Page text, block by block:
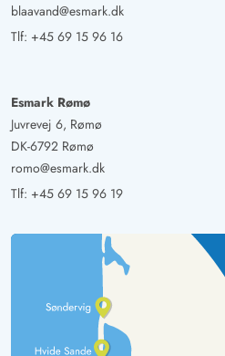
blaavand@esmark.dk
Tlf: +45 69 15 96 16
Esmark Rømø
Juvrevej 6, Rømø
DK-6792 Rømø
romo@esmark.dk
Tlf: +45 69 15 96 19